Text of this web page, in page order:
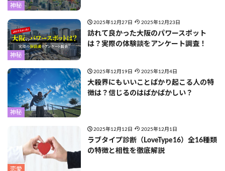
神秘
神秘
2025年12月27日 2025年12月23日
訪れて良かった大阪のパワースポット
は？実際の体験談をアンケート調査！
神秘
2025年12月19日 2025年12月4日
大殺界にもいいことばかり起こる人の特
徴は？信じるのはばかばかしい？
恋愛
2025年12月12日 2025年12月1日
ラブタイプ診断（LoveType16）全16種類
の特徴と相性を徹底解説